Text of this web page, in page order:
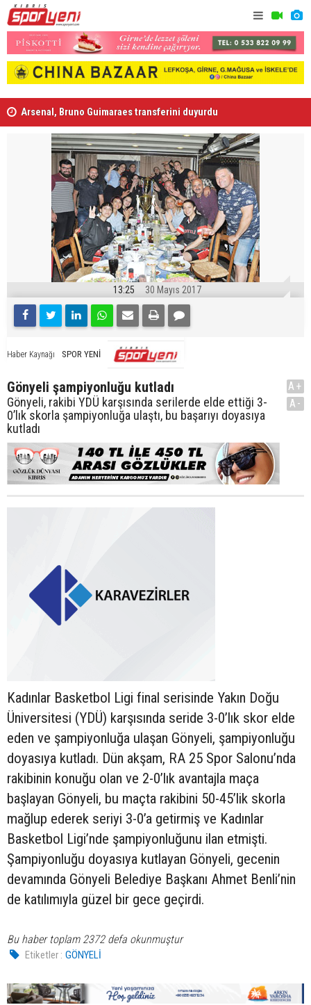
Arsenal, Bruno Guimaraes transferini duyurdu
13:25 30 Mayıs 2017
Haber Kaynağı SPOR YENİ
Gönyeli şampiyonluğu kutladı
Gönyeli, rakibi YDÜ karşısında serilerde elde ettiği 3-
0’lık skorla şampiyonluğa ulaştı, bu başarıyı doyasıya
kutladı
A+
A-
Kadınlar Basketbol Ligi final serisinde Yakın Doğu
Üniversitesi (YDÜ) karşısında seride 3-0’lık skor elde
eden ve şampiyonluğa ulaşan Gönyeli, şampiyonluğu
doyasıya kutladı. Dün akşam, RA 25 Spor Salonu’nda
rakibinin konuğu olan ve 2-0’lık avantajla maça
başlayan Gönyeli, bu maçta rakibini 50-45’lik skorla
mağlup ederek seriyi 3-0’a getirmiş ve Kadınlar
Basketbol Ligi’nde şampiyonluğunu ilan etmişti.
Şampiyonluğu doyasıya kutlayan Gönyeli, gecenin
devamında Gönyeli Belediye Başkanı Ahmet Benli’nin
de katılımıyla güzel bir gece geçirdi.
Bu haber toplam 2372 defa okunmuştur
Etiketler : GÖNYELİ